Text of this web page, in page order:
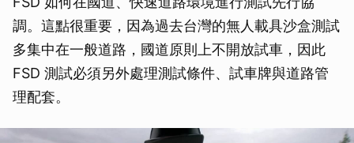
調。這點很重要，因為過去台灣的無人載具沙盒測試
多集中在一般道路，國道原則上不開放試車，因此
FSD 測試必須另外處理測試條件、試車牌與道路管
理配套。